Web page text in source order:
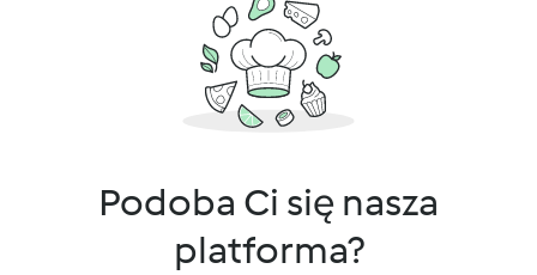
Podoba Ci się nasza
platforma?